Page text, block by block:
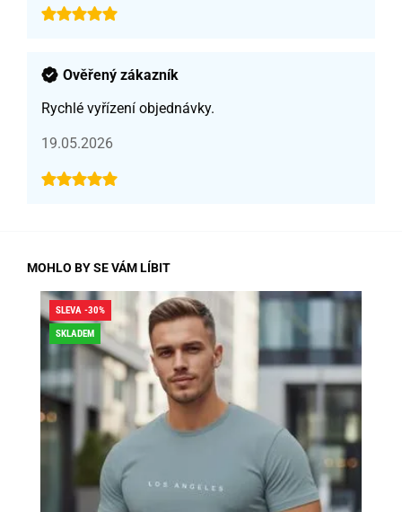
Ověřený zákazník
Rychlé vyřízení objednávky.
19.05.2026
MOHLO BY SE VÁM LÍBIT
SLEVA -30%
SKLADEM